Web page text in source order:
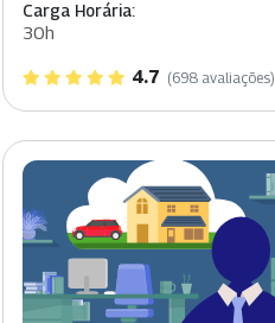
Carga Horária:
30h
4.7 (698 avaliações)